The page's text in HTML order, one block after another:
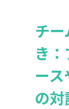
チ
き
ー
の